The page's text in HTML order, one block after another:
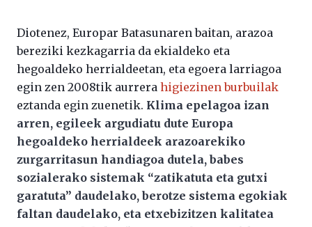
Diotenez, Europar Batasunaren baitan, arazoa
bereziki kezkagarria da ekialdeko eta
hegoaldeko herrialdeetan, eta egoera larriagoa
egin zen 2008tik aurrera higiezinen burbuilak
eztanda egin zuenetik. Klima epelagoa izan
arren, egileek argudiatu dute Europa
hegoaldeko herrialdeek arazoarekiko
zurgarritasun handiagoa dutela, babes
sozialerako sistemak “zatikatuta eta gutxi
garatuta” daudelako, berotze sistema egokiak
faltan daudelako, eta etxebizitzen kalitatea